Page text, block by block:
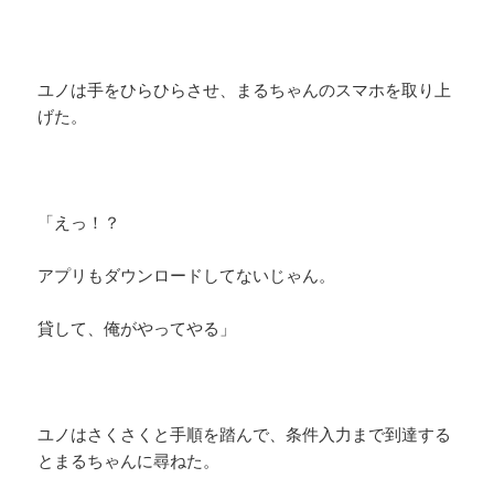
ユノは手をひらひらさせ、まるちゃんのスマホを取り上
げた。
「えっ！？
アプリもダウンロードしてないじゃん。
貸して、俺がやってやる」
ユノはさくさくと手順を踏んで、条件入力まで到達する
とまるちゃんに尋ねた。